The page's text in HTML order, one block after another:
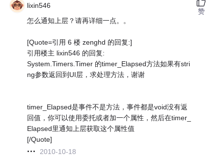
lixin546
怎么通知上层？请再详细一点。。
[Quote=引用 6 楼 zenghd 的回复:]
引用楼主 lixin546 的回复:
System.Timers.Timer 的timer_Elapsed方法如果有stri
ng参数返回到UI层，求处理方法，谢谢
timer_Elapsed是事件不是方法，事件都是void没有返
回值，你可以使用委托或者加一个属性，然后在timer_
Elapsed里通知上层获取这个属性值
[/Quote]
2010-10-18
赞